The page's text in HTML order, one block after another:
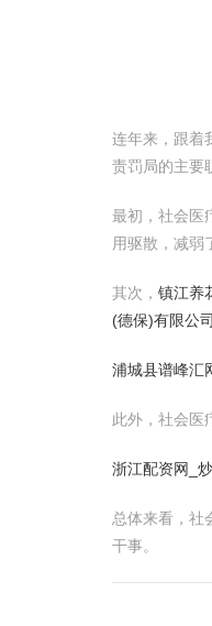
连年来，跟着
责罚局的主要
最初，社会医
用驱散，减弱
其次， 镇江养
(德保)有限公司
浦城县谱峰汇
此外，社会医
浙江配资网_
总体来看，社
干事。